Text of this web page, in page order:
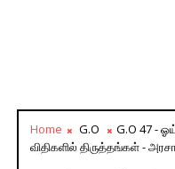
Home G.O
G.O 47 -
விதிகளில் திருத்தங்கள் -